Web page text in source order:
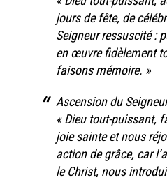
jours de fête, de
Seigneur ressuscité :
en œuvre fidèlement
faisons mémoire. »
Ascension du Seigneur
« Dieu tout-puissant,
joie sainte et nous
action de grâce, car
le Christ, nous